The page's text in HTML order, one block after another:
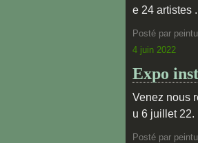
e 24 artistes
Posté par
4 juin 2022
Expo
Venez nous
u 6 juillet 22.
Posté par